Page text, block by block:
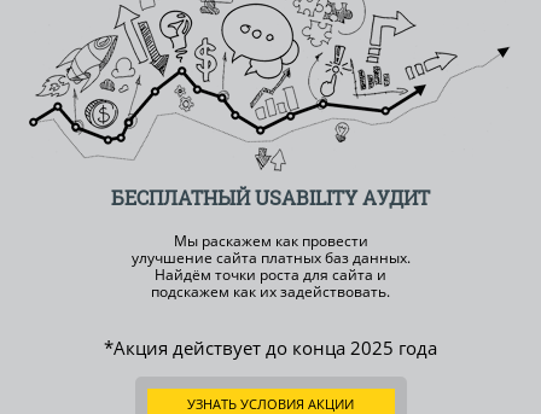
БЕСПЛАТНЫЙUSABILITY АУДИТ
Мы раскажем как провести
улучшение сайта платных баз данных.
Найдём точки роста для сайта и
подскажем как их задействовать.
*Акция действует до конца 2025 года
УЗНАТЬ УСЛОВИЯ АКЦИИ